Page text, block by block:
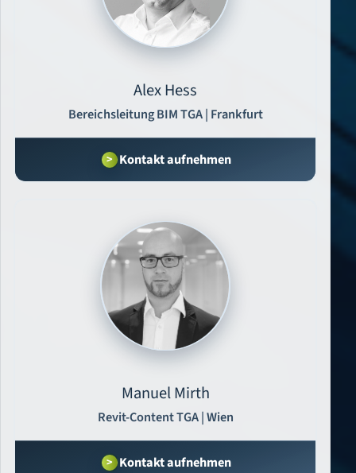
Alex Hess
Bereichsleitung BIM TGA | Frankfurt
Kontakt aufnehmen
Manuel Mirth
Revit-Content TGA | Wien
Kontakt aufnehmen